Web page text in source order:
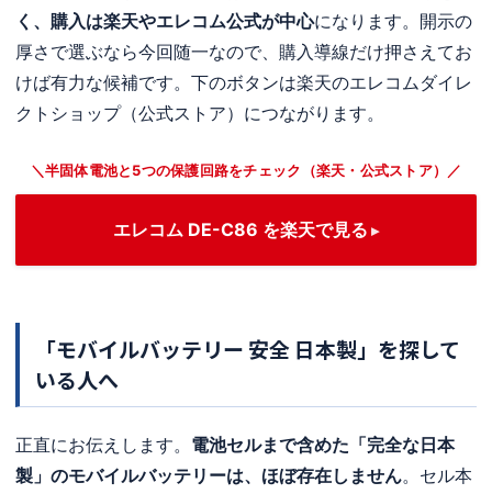
く、購入は楽天やエレコム公式が中心になります。開示の
厚さで選ぶなら今回随一なので、購入導線だけ押さえてお
けば有力な候補です。下のボタンは楽天のエレコムダイレ
クトショップ（公式ストア）につながります。
＼半固体電池と5つの保護回路をチェック（楽天・公式ストア）／
エレコム DE-C86 を楽天で見る
「モバイルバッテリー 安全 日本製」を探して
いる人へ
正直にお伝えします。 電池セルまで含めた「完全な日本
製」のモバイルバッテリーは、ほぼ存在しません。セル本